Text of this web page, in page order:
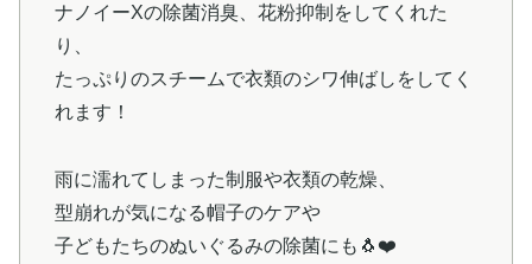
ナノイーXの除菌消臭、花粉抑制をしてくれた
り、
たっぷりのスチームで衣類のシワ伸ばしをしてく
れます！
雨に濡れてしまった制服や衣類の乾燥、
型崩れが気になる帽子のケアや
子どもたちのぬいぐるみの除菌にも🐧❤️